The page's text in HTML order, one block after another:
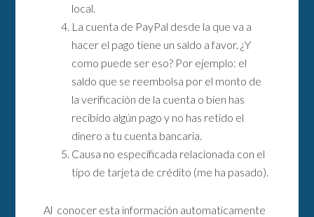
local.
La cuenta de PayPal desde la que va a
hacer el pago tiene un saldo a favor. ¿Y
como puede ser eso? Por ejemplo: el
saldo que se reembolsa por el monto de
la verificación de la cuenta o bien has
recibido algún pago y no has retido el
dinero a tu cuenta bancaria.
Causa no especificada relacionada con el
tipo de tarjeta de crédito (me ha pasado).
Al conocer esta información automaticamente